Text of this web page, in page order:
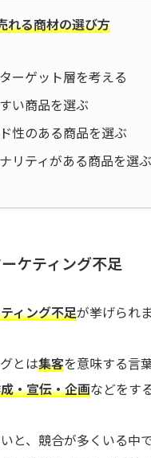
れる商材の選び方
ーゲット層を考える
い商品を選ぶ
性のある商品を選ぶ
リティがある商品を選ぶ
ケティング不足
ィング不足が挙げられま
とは集客を意味する言
・宣伝・企画などをす
と、競合が多くいる中